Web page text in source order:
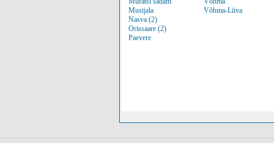
Mustjala
Nasva (2)
Orissaare (2)
Paevere
Võhma-Liiva